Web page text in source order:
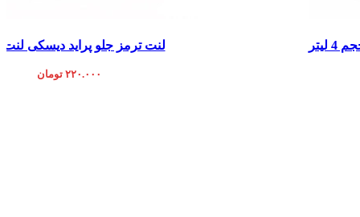
لنت ترمز جلو پراید دیسکی لنت
۲۲۰.۰۰۰ تومان